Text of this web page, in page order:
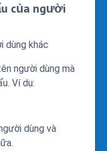
của người
dùng khác
người dùng mà
Ví dụ:
dùng và